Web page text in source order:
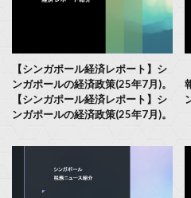
【シンガポール経済レポート】シ
ンガポールの経済政策(25年7月)。
【シンガポール経済レポート】シ
ンガポールの経済政策(25年7月)。